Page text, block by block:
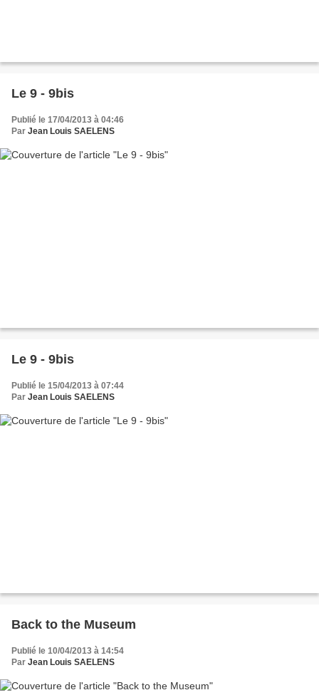
Le 9 - 9bis
Publié le 17/04/2013 à 04:46
Par Jean Louis SAELENS
Le 9 - 9bis
Publié le 15/04/2013 à 07:44
Par Jean Louis SAELENS
Back to the Museum
Publié le 10/04/2013 à 14:54
Par Jean Louis SAELENS